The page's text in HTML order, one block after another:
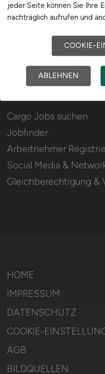
Für
Cargo Jobs suchen
Jobfinder
Arbeitnehmer
Social Media &
Gleichberechtigung &
Arbeitgeber Seite
Karrierenetzwerk
HOME
IMPRESSUM
DATENSCHUTZ
COOKIE-
AGB
BILDQUELLEN
jeder Seite können Sie Ihre
nachträglich aufrufen und
COOKIE-
ABLEHNEN